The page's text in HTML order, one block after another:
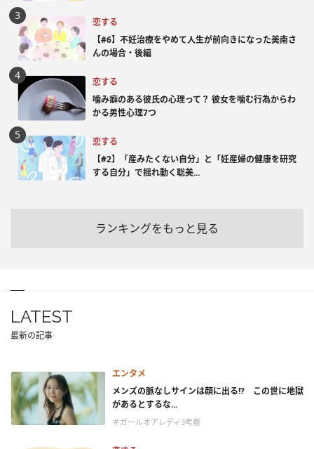
恋する
【#6】不妊治療をやめて人生が前向きになった美南さ
んの場合・後編
恋する
噛み癖のある彼氏の心理って？ 彼女を噛む行為からわ
かる男性心理7つ
恋する
【#2】「産みたくない自分」と「妊産婦の健康を研究
する自分」で揺れ動く聡美...
ランキングをもっと見る
LATEST
最新の記事
エンタメ
メンズの脈なしサインは顔に出る!? この世に地獄
があるとするな...
＃ガールオアレディ3考察